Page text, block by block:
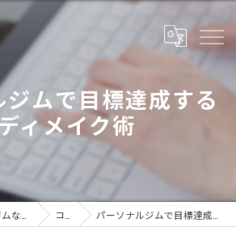
ムで目標達成する
ィメイク術
コラム パーソナルジムで目標達成するボディメイク術